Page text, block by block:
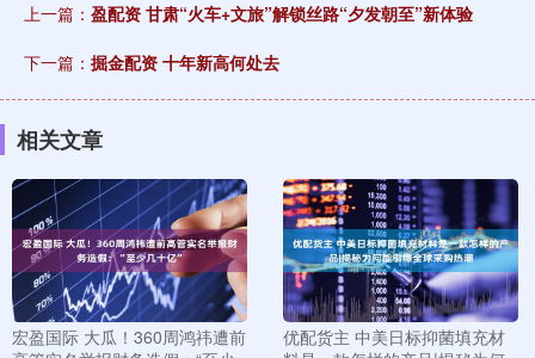
上一篇： 盈配资 甘肃“火车+文旅”解锁丝路“夕发朝至”新体验
下一篇： 掘金配资 十年新高何处去
相关文章
宏盈国际 大瓜！360周鸿祎遭前
优配货主 中美日标抑菌填充材